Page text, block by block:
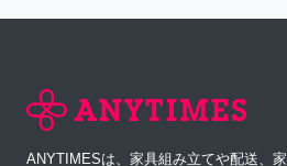
ANYTIMESは、家具組み立てや配送、